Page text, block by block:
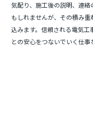
気配り、施工後の説明、連絡
もしれませんが、その積み
込みます。信頼される電気
との安心をつないでいく仕事